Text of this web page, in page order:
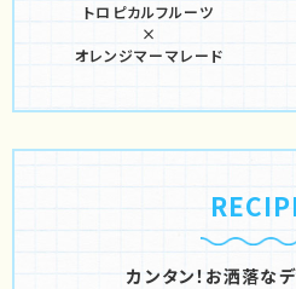
トロピカルフルーツ
×
オレンジマーマレード
カンタン！お洒落な